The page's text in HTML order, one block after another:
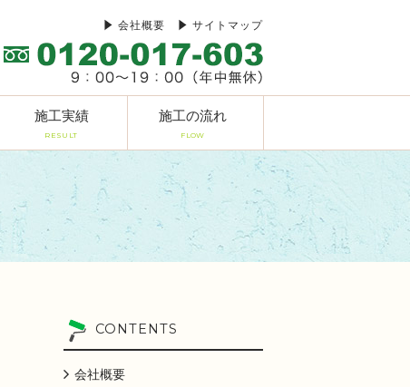
サイトマップ
会社概要
施工実績
RESULT
施工の流れ
FLOW
CONTENTS
会社概要